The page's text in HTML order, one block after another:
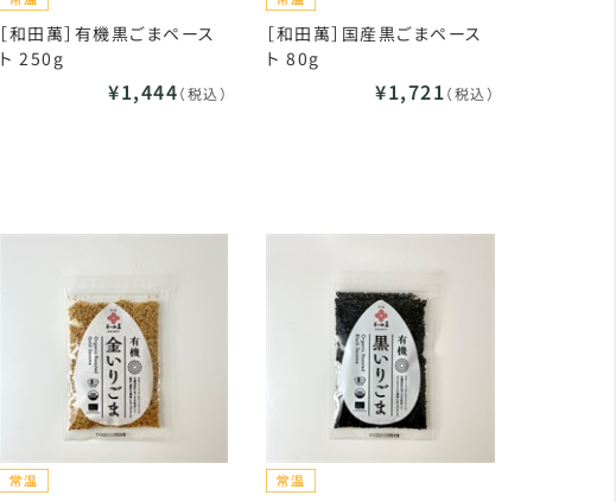
［和田萬］有機黒ごまペース
ト 250g
¥1,444（税込）
［和田萬］国産黒ごまペース
ト 80g
¥1,721（税込）